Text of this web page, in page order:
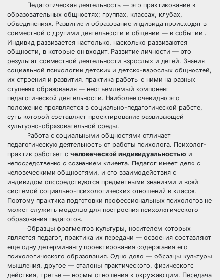
Педагогическая деятельность — это практикование в
образовательных общностях; группах, классах, клубах,
объединениях. Развитие и образование индивида происходят в
совместной с другими деятельности и общении — в событии .
Индивид развивается настолько, насколько развиваются
общности, в которые он входит. Развитие личности — это
результат совместной деятельности взрослых и детей. Знания
социальной психологии детских и детско-взрослых общностей,
их строения и развития, практика работы с ними на разных
ступенях образования — неотъемлемый компонент
педагогической деятельности. Наиболее очевидно это
положение проявляется в социально-педагогической работе,
суть которой составляет проектирование развивающей
культурно-образовательной среды.
Работа с социальными общностями отличает
педагогическую деятельность от работы психолога. Психолог-
практик работает с человеческой индивидуальностью и
непосредственно с сознанием клиента. Педагог имеет дело с
человеческими общностями, и его взаимодействия с
индивидом опосредствуются предметными знаниями и всей
системой социально-психологических отношений в классе.
Поэтому практика подготовки профессиональных психологов не
может служить моделью для построения психологического
образования педагогов.
Образцы фрагментов культуры, носителем которых
является педагог, практика их передачи — освоения составляют
еще одну детерминанту проектирования содержания его
психологического образования. Одно дело — образцы культуры
мышления, другое — эталоны практического, физического
действия, третье — нормы отношения к окружающим. Передача